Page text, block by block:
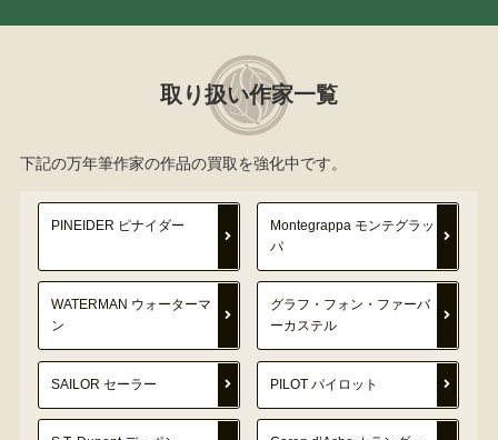
取り扱い作家一覧
下記の万年筆作家の作品の買取を強化中です。
PINEIDER ピナイダー
Montegrappa モンテグラッ
パ
WATERMAN ウォーターマ
ン
グラフ・フォン・ファーバ
ーカステル
SAILOR セーラー PILOT パイロット